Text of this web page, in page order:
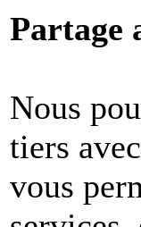
Partage
Nous
tiers
vous